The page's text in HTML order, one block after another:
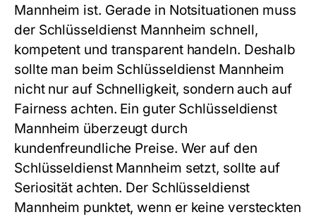
Mannheim ist. Gerade in Notsituationen muss
der Schlüsseldienst Mannheim schnell,
kompetent und transparent handeln. Deshalb
sollte man beim Schlüsseldienst Mannheim
nicht nur auf Schnelligkeit, sondern auch auf
Fairness achten. Ein guter Schlüsseldienst
Mannheim überzeugt durch
kundenfreundliche Preise. Wer auf den
Schlüsseldienst Mannheim setzt, sollte auf
Seriosität achten. Der Schlüsseldienst
Mannheim punktet, wenn er keine versteckten